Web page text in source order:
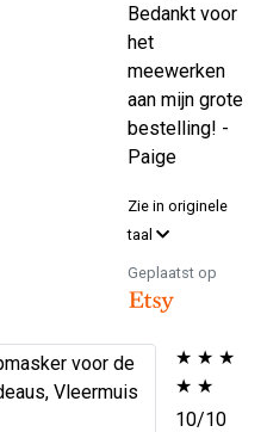
Bedankt voor
het
meewerken
aan mijn grote
bestelling! -
Paige
Zie in originele
taal
Geplaatst op
★ ★ ★
★ ★
10/10